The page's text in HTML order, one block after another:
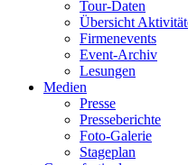
Tour-Daten
Übersicht
Firmenevents
Event-Archiv
Lesungen
Medien
Presse
Presseberichte
Foto-Galerie
Stageplan